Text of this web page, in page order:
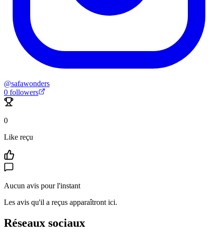
@safawonders
0 followers
0
Like reçu
Aucun avis pour l'instant
Les avis qu'il a reçus apparaîtront ici.
Réseaux sociaux